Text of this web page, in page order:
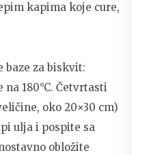
kapima koje cure,
baze za biskvit:
180°C. Četvrtasti
oko 20×30 cm)
ulja i pospite sa
obložite